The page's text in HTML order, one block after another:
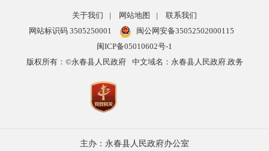
关于我们 | 网站地图 |
联系我们
网站标识码 3505250001
闽公网安备35052502000115
闽ICP备05010602号-1
版权所有：©永春县人民政府
中文域名：永春县人民政府.政务
主办：永春县人民政府办公室